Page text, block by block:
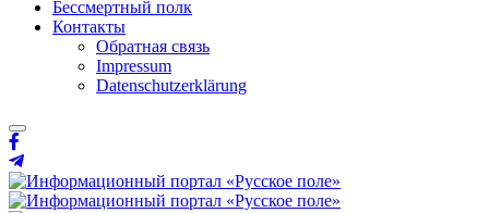
Бессмертный полк
Контакты
Обратная связь
Impressum
Datenschutzerklärung